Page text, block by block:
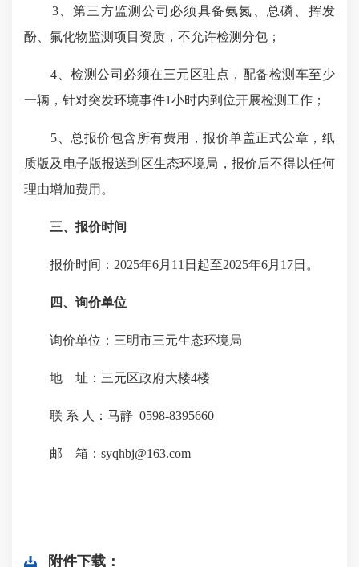
3、第三方监测公司必须具备氨氮、总磷、挥发
酚、氟化物监测项目资质，不允许检测分包；
4、检测公司必须在三元区驻点，配备检测车至少
一辆，针对突发环境事件1小时内到位开展检测工作；
5、总报价包含所有费用，报价单盖正式公章，纸
质版及电子版报送到区生态环境局，报价后不得以任何
理由增加费用。
三、报价时间
报价时间：2025年6月11日起至2025年6月17日。
四、询价单位
询价单位：三明市三元生态环境局
地 址：三元区政府大楼4楼
联 系 人：马静 0598-8395660
邮 箱：syqhbj@163.com
附件下载：